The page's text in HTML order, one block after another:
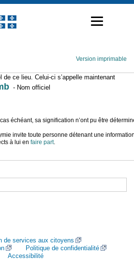
Version imprimable
de ce lieu. Celui-ci s’appelle maintenant
- Nom officiel
échéant, sa signification n’ont pu être
invite toute personne détenant une
à lui en faire part.
de services aux citoyens
Politique de confidentialité
Accessibilité